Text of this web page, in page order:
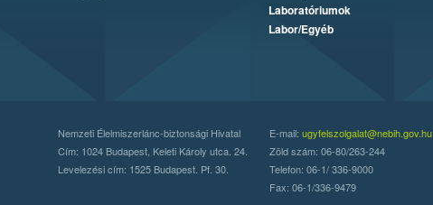
Laboratóriumok
Labor/Egyéb
Nemzeti Élelmiszerlánc-biztonsági Hivatal
Cím: 1024 Budapest, Keleti Károly utca. 24.
Levelezési cím: 1525 Budapest. Pf. 30.
E-mail:ugyfelszolgalat@nebih.gov.hu
Zöld szám: 06-80/263-244
Telefon: 06-1/ 336-9000
Fax: 06-1/336-9479